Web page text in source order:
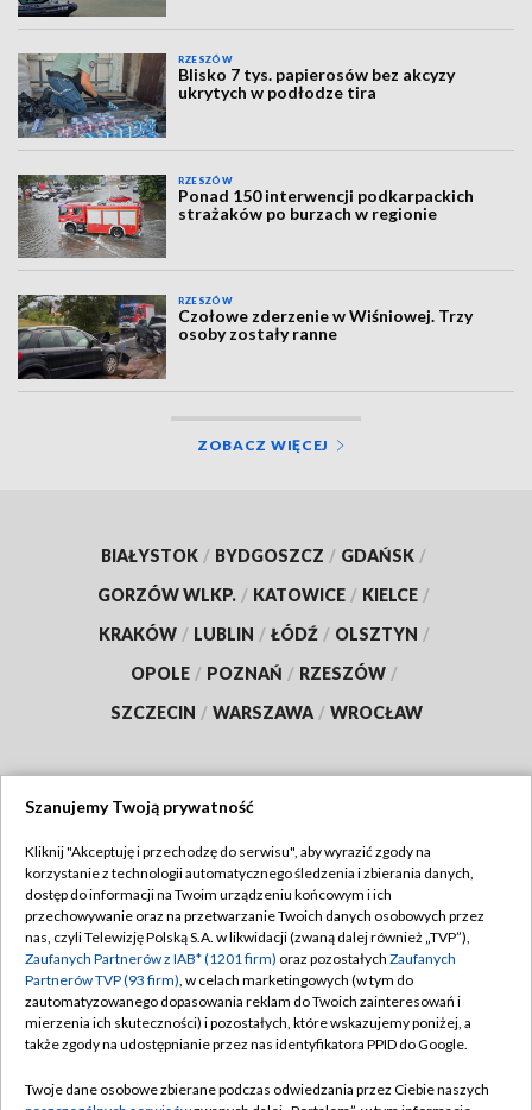
RZESZÓW
Blisko 7 tys. papierosów bez akcyzy
ukrytych w podłodze tira
RZESZÓW
Ponad 150 interwencji podkarpackich
strażaków po burzach w regionie
RZESZÓW
Czołowe zderzenie w Wiśniowej. Trzy
osoby zostały ranne
ZOBACZ WIĘCEJ
BIAŁYSTOK / BYDGOSZCZ / GDAŃSK /
GORZÓW WLKP. / KATOWICE / KIELCE /
KRAKÓW / LUBLIN / ŁÓDŹ / OLSZTYN /
OPOLE / POZNAŃ / RZESZÓW /
SZCZECIN / WARSZAWA / WROCŁAW
TVP
Abonament TVP
Emisja w TVP
Centrum informacji TVP
Naziemna Telewizja Cyfrowa
Regulamin TVP
Polityka prywatności
Moje zgody
Pomoc
Szanujemy Twoją prywatność
Kliknij "Akceptuję i przechodzę do serwisu", aby wyrazić zgody na
korzystanie z technologii automatycznego śledzenia i zbierania danych,
dostęp do informacji na Twoim urządzeniu końcowym i ich
przechowywanie oraz na przetwarzanie Twoich danych osobowych przez
nas, czyli Telewizję Polską S.A. w likwidacji (zwaną dalej również „TVP”),
Zaufanych Partnerów z IAB* (1201 firm) oraz pozostałych Zaufanych
Partnerów TVP (93 firm), w celach marketingowych (w tym do
zautomatyzowanego dopasowania reklam do Twoich zainteresowań i
mierzenia ich skuteczności) i pozostałych, które wskazujemy poniżej, a
także zgody na udostępnianie przez nas identyfikatora PPID do Google.
Twoje dane osobowe zbierane podczas odwiedzania przez Ciebie naszych